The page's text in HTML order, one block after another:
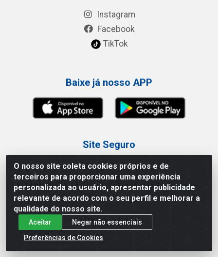
O nosso site coleta cookies próprios e de
terceiros para proporcionar uma experiência
personalizada ao usuário, apresentar publicidade
relevante de acordo com o seu perfil e melhorar a
qualidade do nosso site.
Aceitar
Negar não essenciais
Preferências de Cookies
Instagram
Facebook
TikTok
Baixe já nosso APP
Site Seguro
Loja / Showroom
Tel.: (11) 3227-0546
Av Vautier, 587/597 - Pari - São Paulo/SP